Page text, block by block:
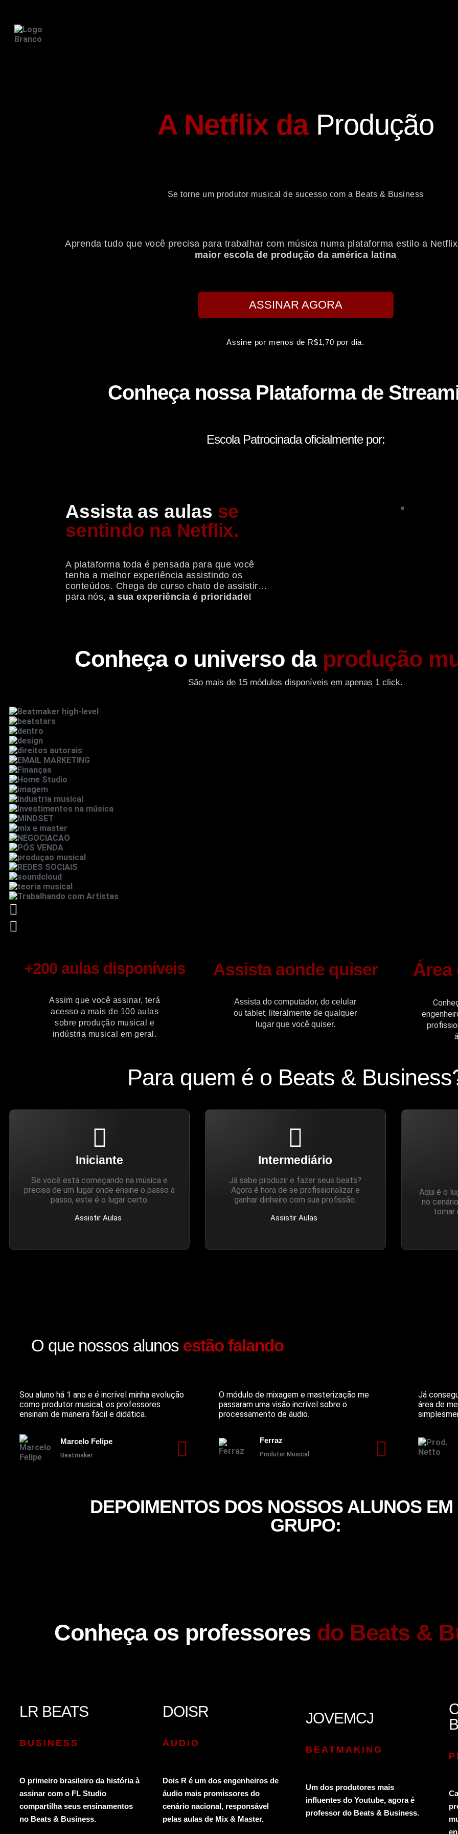
A Netflix da Produção
Se torne um produtor musical de sucesso com a Beats & Business
Aprenda tudo que você precisa para trabalhar com música numa plataforma estilo a
maior escola de produção da américa latina
ASSINAR AGORA
Assine por menos de R$1,70 por dia.
Conheça nossa Plataforma de
Escola Patrocinada oficialmente por:
Assista as aulas se
sentindo na Netflix.
A plataforma toda é pensada para que você
tenha a melhor experiência assistindo os
conteúdos. Chega de curso chato de assistir…
para nós, a sua experiência é prioridade!
Conheça o universo da produção
São mais de 15 módulos disponíveis em apenas 1 click.
+200 aulas disponíveis
Assim que você assinar, terá
acesso a mais de 100 aulas
sobre produção musical e
indústria musical em geral.
Assista aonde quiser
Assista do computador, do celular
ou tablet, literalmente de qualquer
lugar que você quiser.
Área
Para quem é o Beats &
Iniciante
Se você está começando na música e
precisa de um lugar onde ensine o passo a
passo, este é o lugar certo.
Assistir Aulas
Intermediário
Já sabe produzir e fazer seus beats?
Agora é hora de se profissionalizar e
ganhar dinheiro com sua profissão.
Assistir Aulas
Aqui é o
no
tornar
O que nossos alunos estão falando
Sou aluno há 1 ano e é incrível minha evolução
como produtor musical, os professores
ensinam de maneira fácil e didática.
Marcelo Felipe
Beatmaker
O módulo de mixagem e masterização me
passaram uma visão incrível sobre o
processamento de áudio.
Ferraz
Produtor Musical
Já
área de
DEPOIMENTOS DOS NOSSOS ALUNOS
GRUPO:
Conheça os professores do Beats &
LR BEATS
BUSINESS
O primeiro brasileiro da história à
assinar com o FL Studio
compartilha seus ensinamentos
no Beats & Business.
DOISR
ÁUDIO
Dois R é um dos engenheiros de
áudio mais promissores do
cenário nacional, responsável
pelas aulas de Mix & Master.
JOVEMCJ
BEATMAKING
Um dos produtores mais
influentes do Youtube, agora é
professor do Beats & Business.